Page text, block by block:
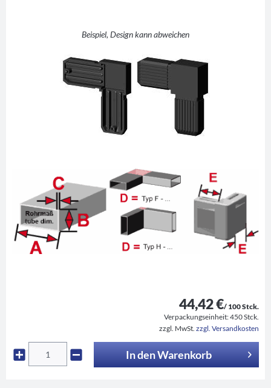
F - L (rechterBeispiel, Design kann abweichen
44,42 €/ 100 Stck.
Verpackungseinheit:450 Stck.
zzgl. MwSt. zzgl. Versandkosten
In denWarenkorb